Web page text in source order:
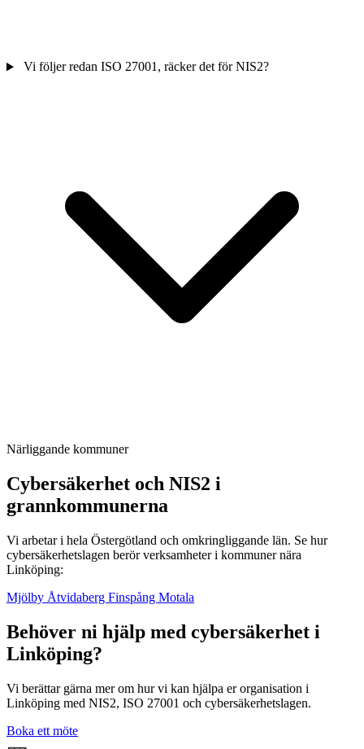
Vi följer redan ISO 27001, räcker det för NIS2?
Närliggande kommuner
Cybersäkerhet och NIS2 i
grannkommunerna
Vi arbetar i hela Östergötland och omkringliggande län. Se hur
cybersäkerhetslagen berör verksamheter i kommuner nära
Linköping:
Mjölby Åtvidaberg Finspång Motala
Behöver ni hjälp med cybersäkerhet i
Linköping?
Vi berättar gärna mer om hur vi kan hjälpa er organisation i
Linköping med NIS2, ISO 27001 och cybersäkerhetslagen.
Boka ett möte